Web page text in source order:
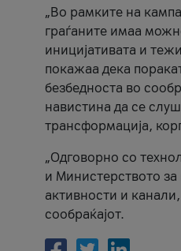
„Во рамките на
граѓаните имаа
иницијативата и
покажаа дека
безбедноста во
навистина да се
трансформација,
„Одговорно со
и Министерството
активности и
сообраќајот.